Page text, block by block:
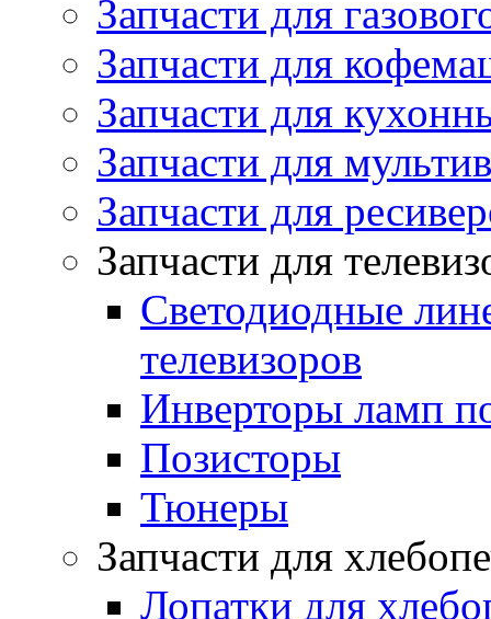
Запчасти для
Запчасти для
Запчасти для
Запчасти для
Запчасти для
Запчасти для
Светодиодные
телевизоров
Инверторы ламп
Позисторы
Тюнеры
Запчасти для
Лопатки для